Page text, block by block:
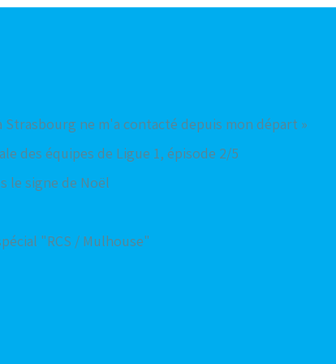
Strasbourg ne m'a contacté depuis mon départ »
des équipes de Ligue 1, épisode 2/5
le signe de Noël
"RCS / Mulhouse"